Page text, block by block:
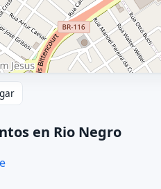
en Rio Negro